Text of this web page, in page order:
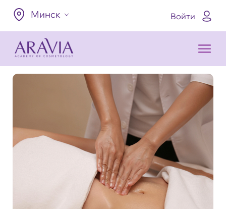
Минск Войти